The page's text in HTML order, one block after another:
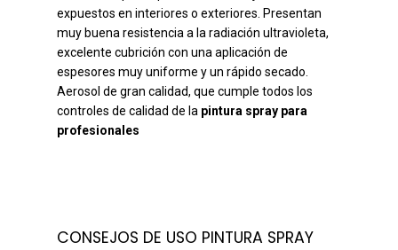
expuestos en interiores o exteriores. Presentan
muy buena resistencia a la radiación ultravioleta,
excelente cubrición con una aplicación de
espesores muy uniforme y un rápido secado.
Aerosol de gran calidad, que cumple todos los
controles de calidad de la pintura spray para
profesionales
CONSEJOS DE USO PINTURA SPRAY